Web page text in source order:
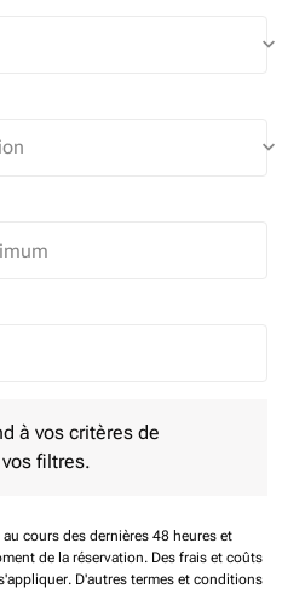
keyboard_arrow_down
keyboard_arrow_down
Selected
à vos critères de
filtres.
cours des dernières 48 heures et
de la réservation. Des frais et coûts
D'autres termes et conditions